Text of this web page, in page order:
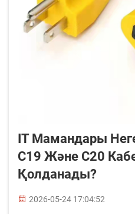
IT Мамандары
C19 Және C20
Қолданады?
2026-05-24 17:04:52